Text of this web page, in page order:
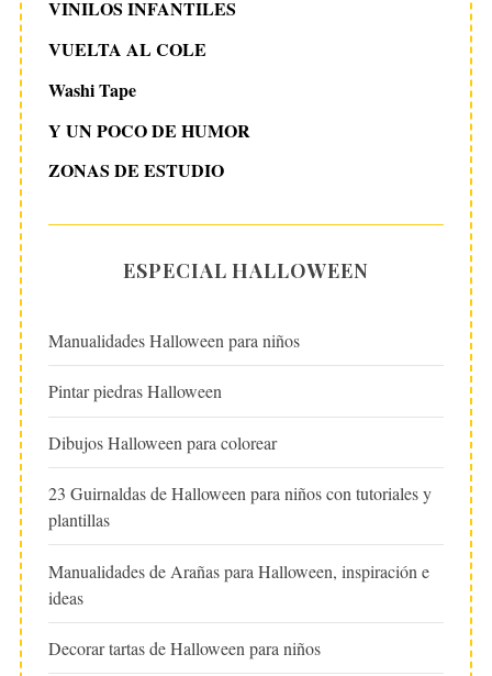
VINILOS INFANTILES
VUELTA AL COLE
Washi Tape
Y UN POCO DE HUMOR
ZONAS DE ESTUDIO
ESPECIAL HALLOWEEN
Manualidades Halloween para niños
Pintar piedras Halloween
Dibujos Halloween para colorear
23 Guirnaldas de Halloween para niños con tutoriales y
plantillas
Manualidades de Arañas para Halloween, inspiración e
ideas
Decorar tartas de Halloween para niños